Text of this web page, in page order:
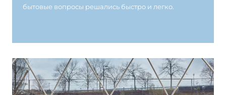
бытовые вопросы решались быстро и легко.